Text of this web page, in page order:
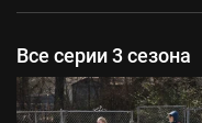
Все серии 3 сезона